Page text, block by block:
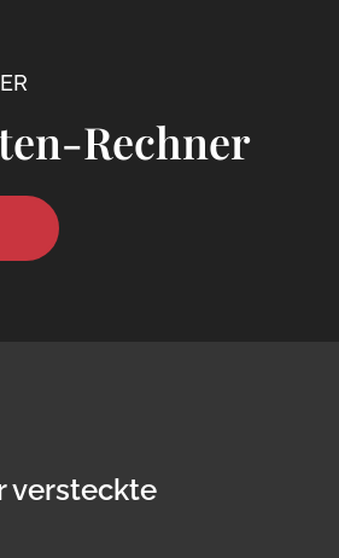
Rechner
versteckte